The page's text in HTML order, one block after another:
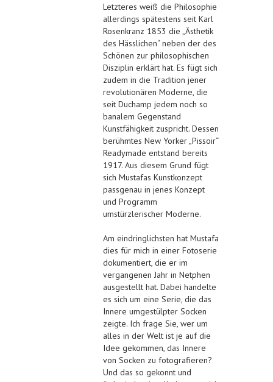
Letzteres weiß die Philosophie
allerdings spätestens seit Karl
Rosenkranz 1853 die „Ästhetik
des Hässlichen“ neben der des
Schönen zur philosophischen
Disziplin erklärt hat. Es fügt sich
zudem in die Tradition jener
revolutionären Moderne, die
seit Duchamp jedem noch so
banalem Gegenstand
Kunstfähigkeit zuspricht. Dessen
berühmtes New Yorker „Pissoir“
Readymade entstand bereits
1917. Aus diesem Grund fügt
sich Mustafas Kunstkonzept
passgenau in jenes Konzept
und Programm
umstürzlerischer Moderne.
Am eindringlichsten hat Mustafa
dies für mich in einer Fotoserie
dokumentiert, die er im
vergangenen Jahr in Netphen
ausgestellt hat. Dabei handelte
es sich um eine Serie, die das
Innere umgestülpter Socken
zeigte. Ich frage Sie, wer um
alles in der Welt ist je auf die
Idee gekommen, das Innere
von Socken zu fotografieren?
Und das so gekonnt und